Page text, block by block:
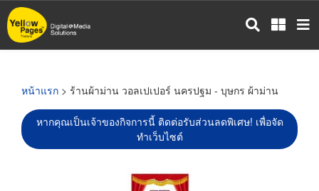
ข้าม
ไป
หน้าแรก > ร้านผ้าม่าน วอลเปเปอร์ นครปฐม - บุษกร ผ้าม่าน
หากคุณเป็นเจ้าของกิจการนี้ ติดต่อรับส่วนลดพิเศษ! เพื่อจัด
ทำเว็บไซต์